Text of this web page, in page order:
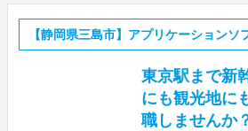
【静岡県三島市】アプリケーションソ
東京駅まで新
にも観光地に
職しませんか